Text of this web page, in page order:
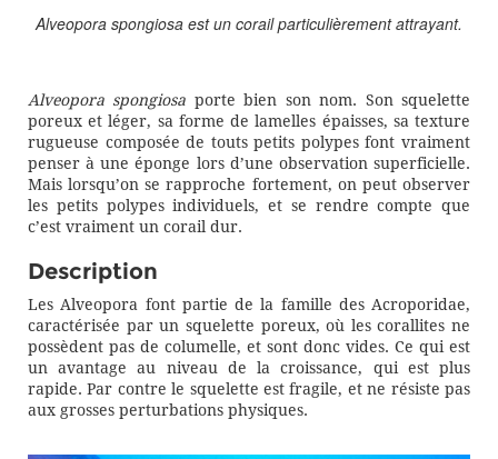
Alveopora spongiosa est un corail particulièrement attrayant.
Alveopora spongiosa porte bien son nom. Son squelette
poreux et léger, sa forme de lamelles épaisses, sa texture
rugueuse composée de touts petits polypes font vraiment
penser à une éponge lors d’une observation superficielle.
Mais lorsqu’on se rapproche fortement, on peut observer
les petits polypes individuels, et se rendre compte que
c’est vraiment un corail dur.
Description
Les Alveopora font partie de la famille des Acroporidae,
caractérisée par un squelette poreux, où les corallites ne
possèdent pas de columelle, et sont donc vides. Ce qui est
un avantage au niveau de la croissance, qui est plus
rapide. Par contre le squelette est fragile, et ne résiste pas
aux grosses perturbations physiques.